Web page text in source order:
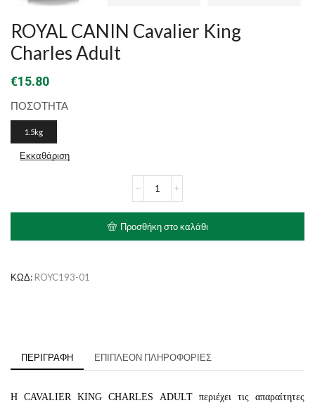
ROYAL CANIN Cavalier King
Charles Adult
€15.80
ΠΟΣΟΤΗΤΑ
1.5kg
Εκκαθάριση
CANIN
Charles
Adult
Προσθήκη στο καλάθι
ΚΩΔ: ROYC193-01
ΠΕΡΙΓΡΑΦΉ ΕΠΙΠΛΈΟΝ ΠΛΗΡΟΦΟΡΊΕΣ
Η CAVALIER KING CHARLES ADULT περιέχει τις απαραίτητες